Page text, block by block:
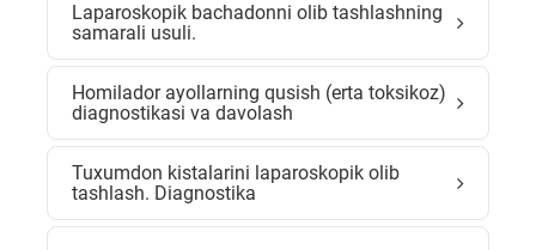
Laparoskopik bachadonni olib tashlashning
samarali usuli.
Homilador ayollarning qusish (erta toksikoz)
diagnostikasi va davolash
Tuxumdon kistalarini laparoskopik olib
tashlash. Diagnostika